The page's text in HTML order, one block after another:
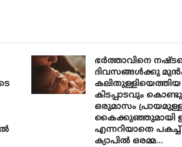
ഭർത്താവിനെ
ദിവസങ്ങൾക്കു
കിടപ്പാടവും
ഒരുമാസം
കൈക്കുഞ്ഞുമായി
എന്നറിയാതെ
ക്യാപിൽ ഒരമ്മ…